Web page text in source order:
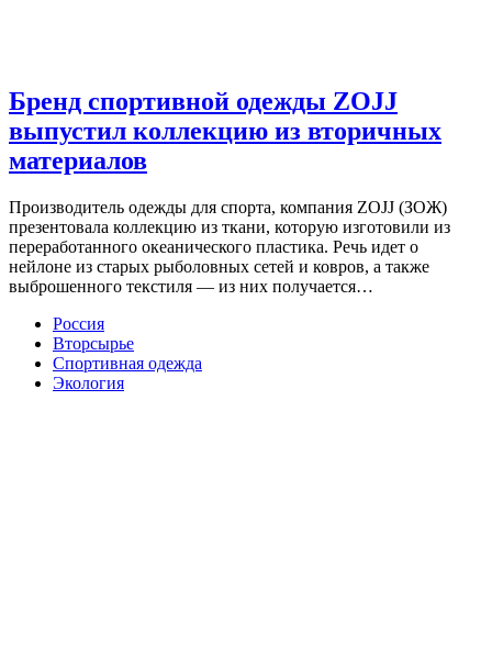
Бренд спортивной одежды ZOJJ
выпустил коллекцию из вторичных
материалов
Производитель одежды для спорта, компания ZOJJ (ЗОЖ)
презентовала коллекцию из ткани, которую изготовили из
переработанного океанического пластика. Речь идет о
нейлоне из старых рыболовных сетей и ковров, а также
выброшенного текстиля — из них получается…
Россия
Вторсырье
Спортивная одежда
Экология